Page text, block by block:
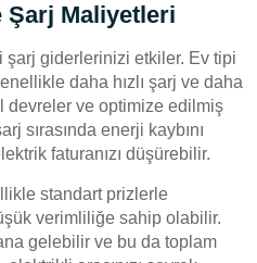
Maliyetleri
giderlerinizi etkiler. Ev tipi
daha hızlı şarj ve daha
devreler ve optimize edilmiş
sırasında enerji kaybını
faturanızı düşürebilir.
standart prizlerle
verimliliğe sahip olabilir.
gelebilir ve bu da toplam